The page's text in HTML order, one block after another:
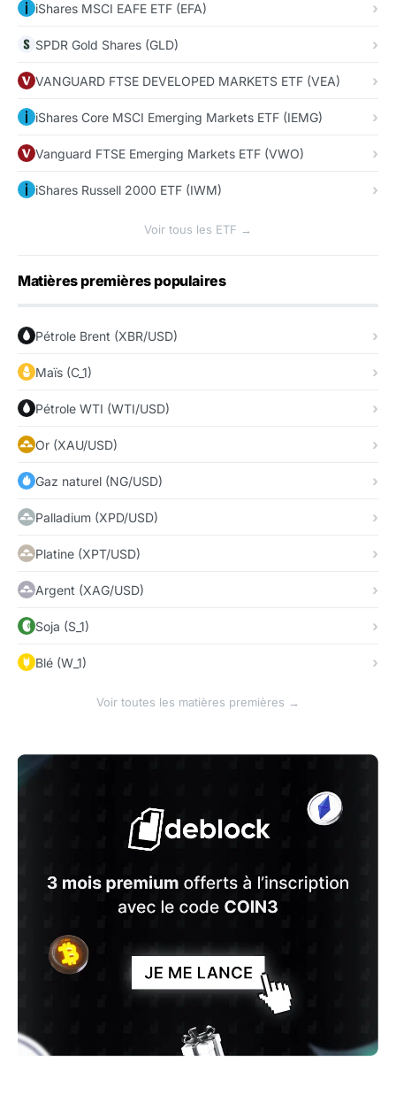
iShares MSCI EAFE ETF (EFA)
SPDR Gold Shares (GLD)
VANGUARD FTSE DEVELOPED MARKETS ETF (VEA)
iShares Core MSCI Emerging Markets ETF (IEMG)
Vanguard FTSE Emerging Markets ETF (VWO)
iShares Russell 2000 ETF (IWM)
Voir tous les ETF →
Matières premières populaires
Pétrole Brent (XBR/USD)
Maïs (C_1)
Pétrole WTI (WTI/USD)
Or (XAU/USD)
Gaz naturel (NG/USD)
Palladium (XPD/USD)
Platine (XPT/USD)
Argent (XAG/USD)
Soja (S_1)
Blé (W_1)
Voir toutes les matières premières →